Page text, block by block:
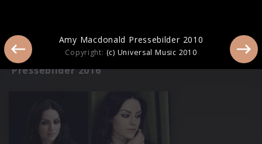
Pressebilder 2016
Amy Macdonald Pressebilder 2010
Copyright: (c) Universal Music 2010